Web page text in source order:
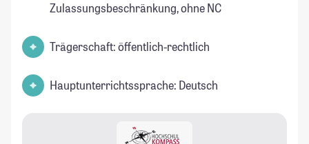
Zulassungsbeschränkung, ohne NC
Trägerschaft: öffentlich-rechtlich
Hauptunterrichtssprache: Deutsch